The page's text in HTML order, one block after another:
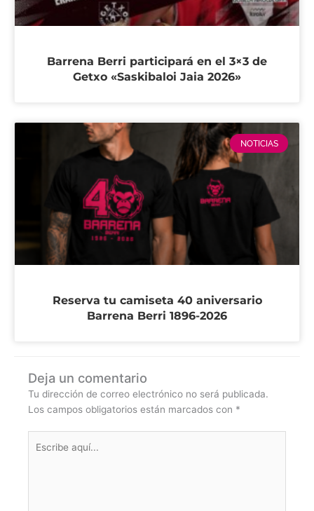
Barrena Berri participará en el 3×3 de
Getxo «Saskibaloi Jaia 2026»
NOTICIAS
Reserva tu camiseta 40 aniversario
Barrena Berri 1896-2026
Deja un comentario
Tu dirección de correo electrónico no será publicada.
Los campos obligatorios están marcados con *
aquí...